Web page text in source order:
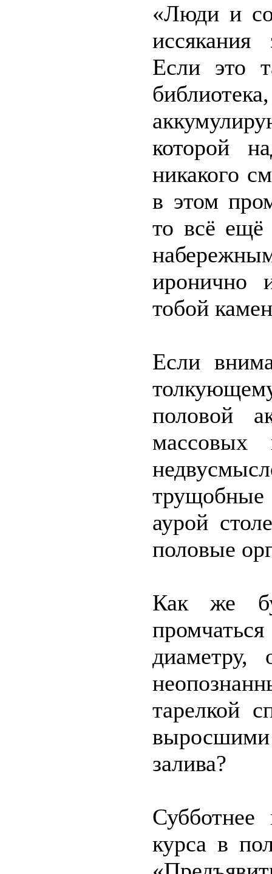
«Люди и
Если это
которой
никакого
в этом
то всё ещё
иронично
тобой
Если
половой
массовых
трущобные
аурой
половые
Как же
диаметру,
тарелкой
залива?
Субботнее
курса в